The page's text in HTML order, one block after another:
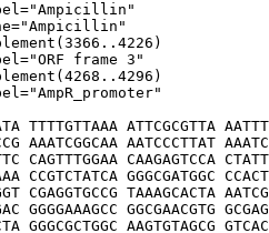
frame 3"
TTTTGTTAAA ATTCGCGTTA
AAATCGGCAA AATCCCTTAT
CAGTTTGGAA CAAGAGTCCA
CCGTCTATCA GGGCGATGGC
CGAGGTGCCG TAAAGCACTA
GGGGAAAGCC GGCGAACGTG
GGGCGCTGGC AAGTGTAGCG